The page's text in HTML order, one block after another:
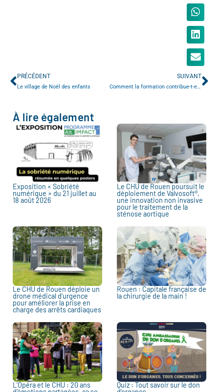
PRÉCÉDENT
Le village de Noël des enfants
SUIVANT
Comment la formation contribue-t-elle à construire l’hôpital de demain ?
À lire également
Exposition « Sobriété
numérique » du 21 juillet au
18 août 2026
Le CHU de Rouen poursuit le
déploiement de Valvosoft®,
une innovation non invasive
pour le traitement de la
sténose aortique
Le CHU de Rouen déploie un
drone médical d’urgence
pour améliorer la prise en
charge des arrêts cardiaques
Rouen : Capitale française de
la chirurgie de la main !
L’Opéra et le CHU : 20 ans
Quiz : Tout savoir sur le don